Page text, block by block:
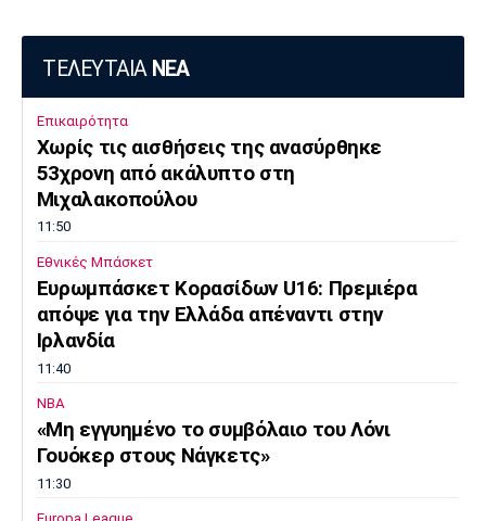
ΤΕΛΕΥΤΑΙΑ ΝΕΑ
Επικαιρότητα
Χωρίς τις αισθήσεις της ανασύρθηκε
53χρονη από ακάλυπτο στη
Μιχαλακοπούλου
11:50
Εθνικές Μπάσκετ
Ευρωμπάσκετ Κορασίδων U16: Πρεμιέρα
απόψε για την Ελλάδα απέναντι στην
Ιρλανδία
11:40
NBA
«Μη εγγυημένο το συμβόλαιο του Λόνι
Γουόκερ στους Νάγκετς»
11:30